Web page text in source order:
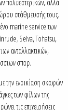
πολυεστερικών, αλλά
στάθµευσής τους.
marine service των
Selva, Tohatsu,
ανταλλακτικών,
σπορ.
την ενοικίαση σκαφών
των φίλων της
τις επιχειρήσεις